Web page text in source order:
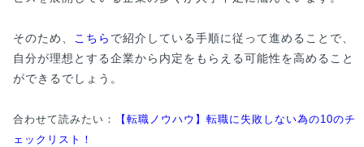
そのため、 こちら で紹介している手順に従って進めることで、
自分が理想とする企業から内定をもらえる可能性を高めること
ができるでしょう。
合わせて読みたい：
【転職ノウハウ】転職に失敗しない為の10のチ
ェックリスト！